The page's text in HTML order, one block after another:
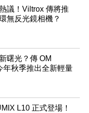
議！Viltrox 傳將推
無反光鏡相機？
曙光？傳 OM
年秋季推出全新輕量
L10 正式登場！